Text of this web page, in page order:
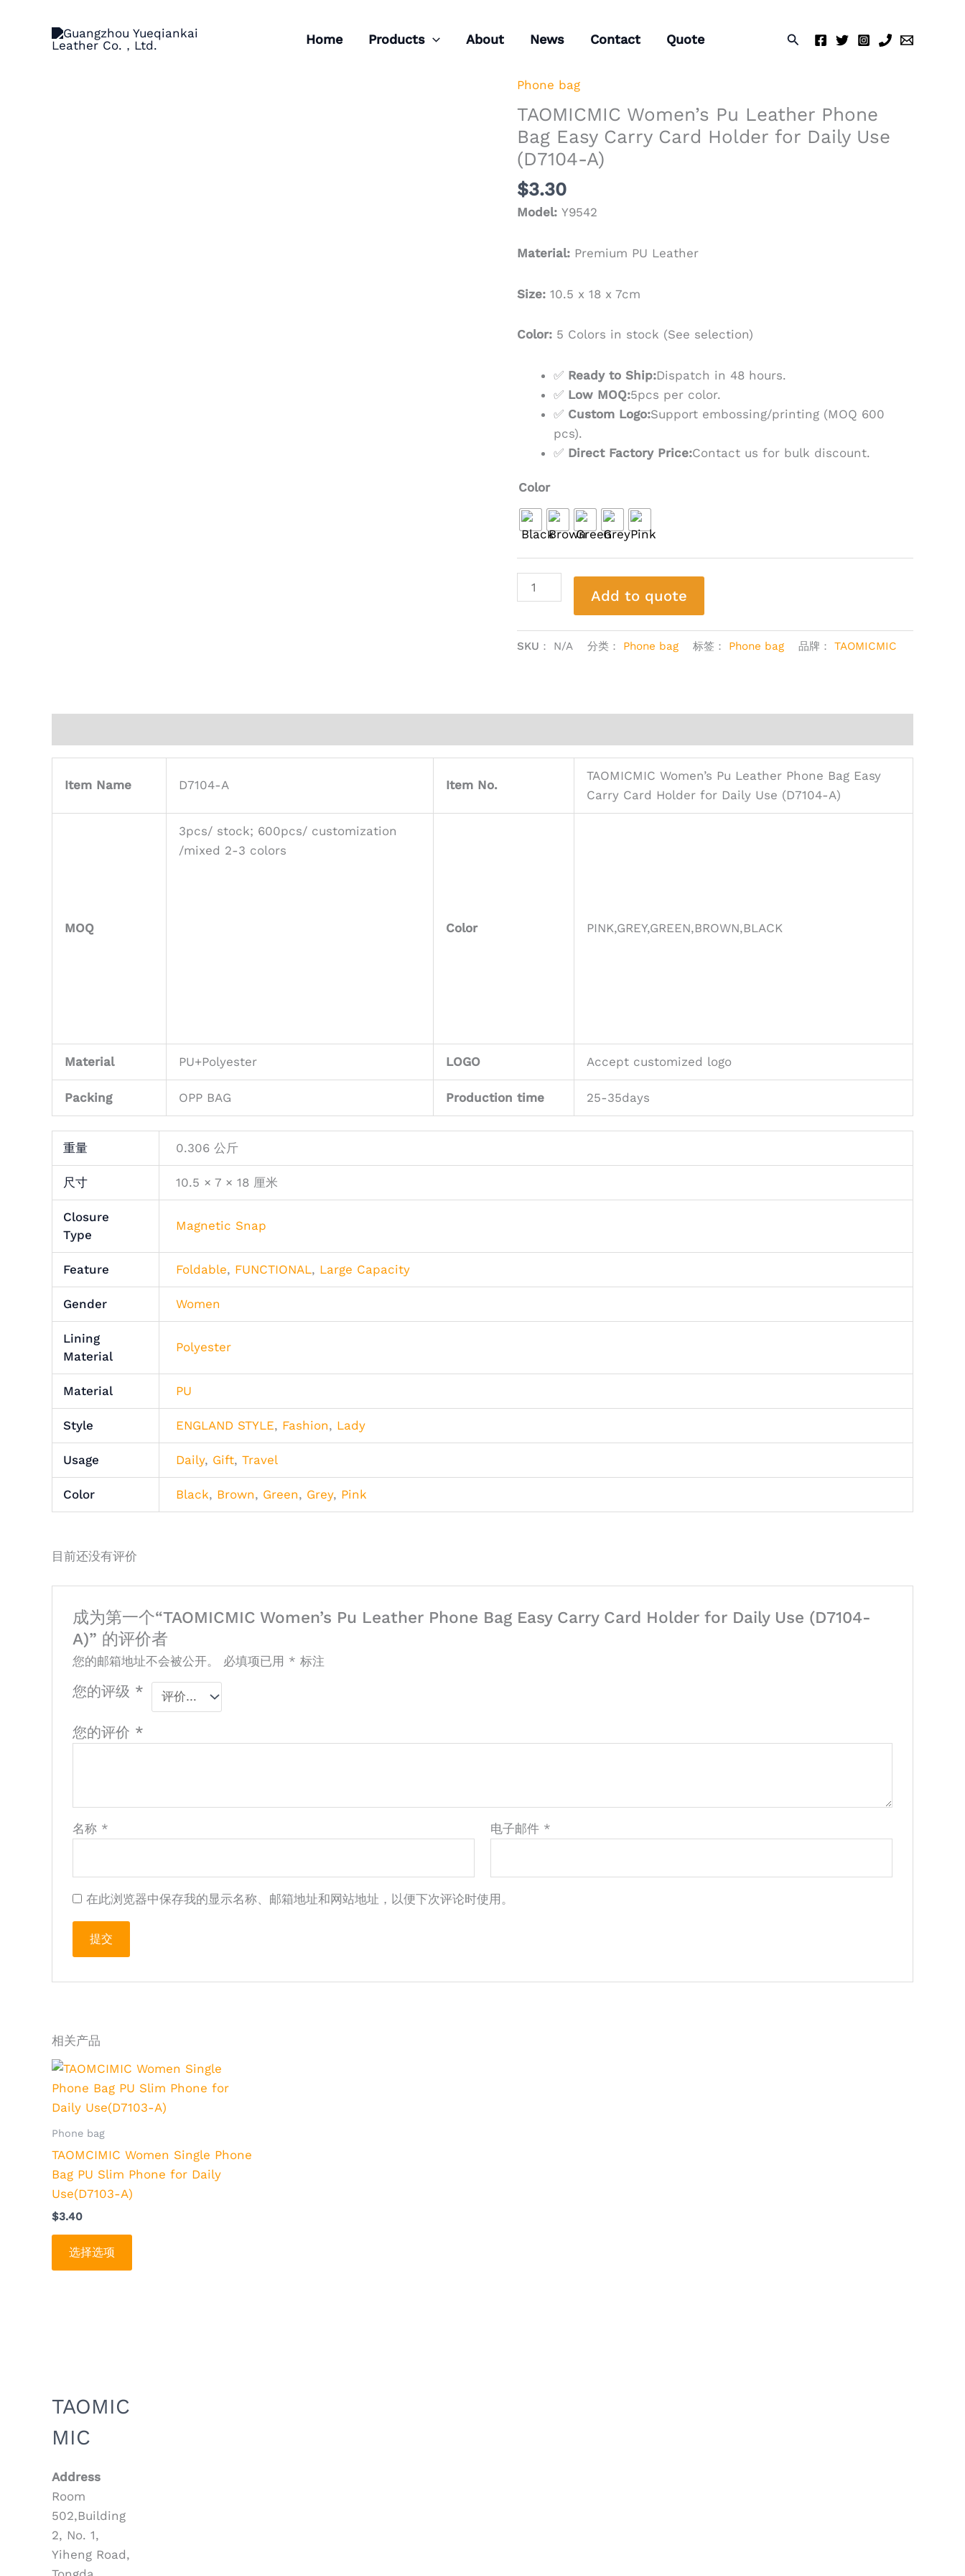
Home Products About News Contact Quote
搜
Phone bag
TAOMICMIC Women’s Pu Leather Phone
Bag Easy Carry Card Holder for Daily Use
(D7104-A)
$3.30
Model: Y9542
Material: Premium PU Leather
Size: 10.5 x 18 x 7cm
Color: 5 Colors in stock (See selection)
✅ Ready to Ship:Dispatch in 48 hours.
✅ Low MOQ:5pcs per color.
✅ Custom Logo:Support embossing/printing (MOQ 600
pcs).
✅ Direct Factory Price:Contact us for bulk discount.
Color
TAOMICMIC
Women's
Leather
Phone
Bag
Easy
Daily
(D7104-
Add to quote
SKU： N/A 分类： Phone bag 标签： Phone bag 品牌： TAOMICMIC
Item Name D7104-A Item No.
TAOMICMIC Women’s Pu Leather Phone Bag Easy
Carry Card Holder for Daily Use (D7104-A)
MOQ
3pcs/ stock; 600pcs/ customization
/mixed 2-3 colors
Color PINK,GREY,GREEN,BROWN,BLACK
Material PU+Polyester LOGO Accept customized logo
Packing OPP BAG Production time 25-35days
重量 0.306 公斤
尺寸 10.5 × 7 × 18 厘米
Closure
Type
Magnetic Snap
Feature Foldable, FUNCTIONAL, Large Capacity
Gender Women
Lining
Material
Polyester
Material PU
Style ENGLAND STYLE, Fashion, Lady
Usage Daily, Gift, Travel
Color Black, Brown, Green, Grey, Pink
目前还没有评价
成为第一个“TAOMICMIC Women’s Pu Leather Phone Bag Easy Carry Card Holder for Daily Use (D7104-
A)” 的评价者
您的邮箱地址不会被公开。 必填项已用 * 标注
您的评级 *
您的评价 *
名称 * 电子邮件 *
在此浏览器中保存我的显示名称、邮箱地址和网站地址，以便下次评论时使用。
相关产品
Phone bag
TAOMCIMIC Women Single Phone
Bag PU Slim Phone for Daily
Use(D7103-A)
$3.40
选择选项
本
产
品
TAOMIC
MIC
Address
Room
502,Building
2, No. 1,
Yiheng Road,